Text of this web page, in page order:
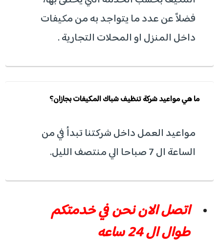
فضلاً عن عدد ما يتواجد به من مكيفات
داخل المنزل او المحلات التجارية .
ما هي مواعيد شركة تنظيف شباك المكيفات بجازان؟
مواعيد العمل داخل شركتنا تبدأ في من
الساعة ال 7 صباحا الي منتصف الليل.
اتصل الان نحن في خدمتكم
طوال ال 24 ساعه